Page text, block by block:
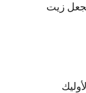
فيما يلي 12 سببًا يجعل زيت